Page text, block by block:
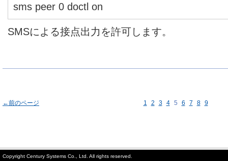
sms peer 0 doctl on
SMSによる接点出力を許可します。
←前のページ 1 2 3 4 5 6 7 8 9
Copyright Century Systems Co., Ltd. All rights reserved.